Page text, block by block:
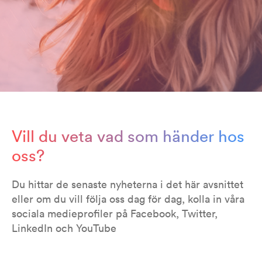
Vill du veta vad som händer hos
oss?
Du hittar de senaste nyheterna i det här avsnittet
eller om du vill följa oss dag för dag, kolla in våra
sociala medieprofiler på Facebook, Twitter,
LinkedIn och YouTube